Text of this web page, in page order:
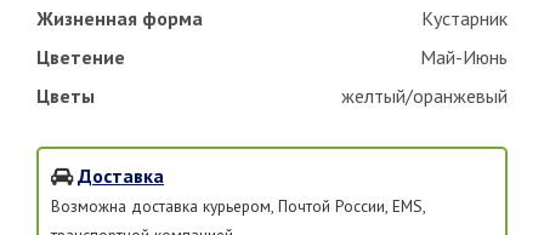
Жизненная форма
Кустарник
Цветение
Май-Июнь
Цветы
желтый/оранжевый
Доставка
Возможна доставка курьером, Почтой России, EMS,